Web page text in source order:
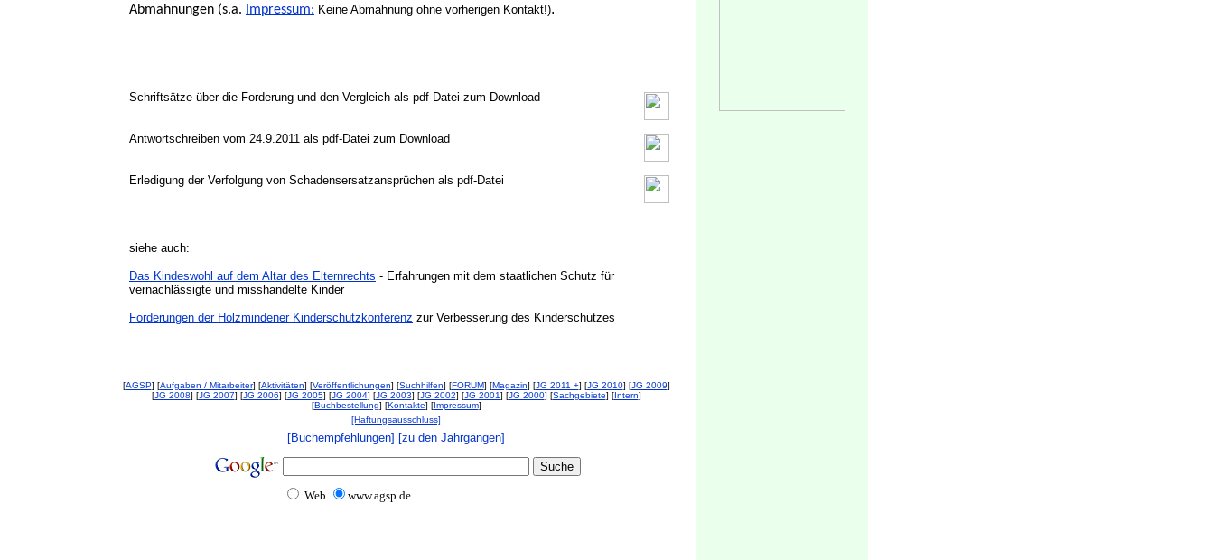
Abmahnungen (s.a.
Impressum: Keine Abmahnung ohne vorherigen Kontakt!).
Schriftsätze über die Forderung und den Vergleich als pdf-Datei zum Download
Antwortschreiben vom 24.9.2011 als pdf-Datei zum Download
Erledigung der Verfolgung von Schadensersatzansprüchen als pdf-Datei
siehe auch:
Das Kindeswohl auf dem Altar des Elternrechts - Erfahrungen mit dem staatlichen Schutz für
vernachlässigte und misshandelte Kinder
Forderungen der Holzmindener Kinderschutzkonferenz zur Verbesserung des Kinderschutzes
[AGSP] [Aufgaben / Mitarbeiter] [Aktivitäten] [Veröffentlichungen] [Suchhilfen] [FORUM] [Magazin] [JG 2011 +] [JG 2010] [JG 2009]
[JG 2008] [JG 2007] [JG 2006] [JG 2005] [JG 2004] [JG 2003] [JG 2002] [JG 2001] [JG 2000] [Sachgebiete] [Intern]
[Buchbestellung] [Kontakte] [Impressum]
[Haftungsausschluss]
[Buchempfehlungen] [zu den Jahrgängen]
Web www.agsp.de